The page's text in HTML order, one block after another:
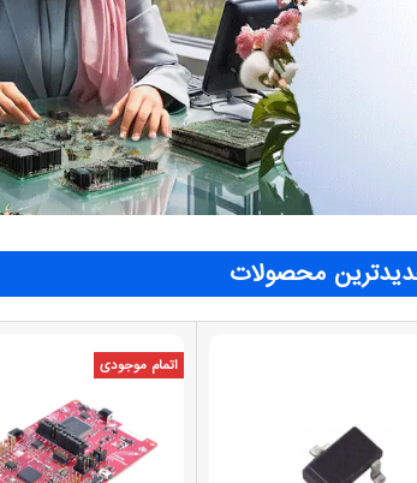
محصولات
اتمام موجودی